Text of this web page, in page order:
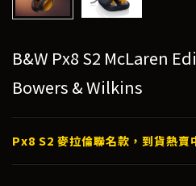
B&W Px8 S2 McLaren
Bowers & Wilkins
Px8 S2 麥拉倫聯名款，到貨熱賣